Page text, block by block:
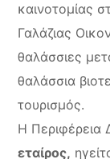
καινοτομίας
Γαλάζιας
θαλάσσιες
θαλάσσια
τουρισμός.
Η Περιφέρεια
εταίρος,